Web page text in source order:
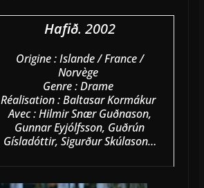
Hafið. 2002
Origine : Islande / France /
Norvège
Genre : Drame
Réalisation : Baltasar Kormákur
Avec : Hilmir Snær Guðnason,
Gunnar Eyjólfsson, Guðrún
Gísladóttir, Sigurður Skúlason…